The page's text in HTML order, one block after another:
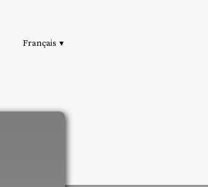
Français ▼